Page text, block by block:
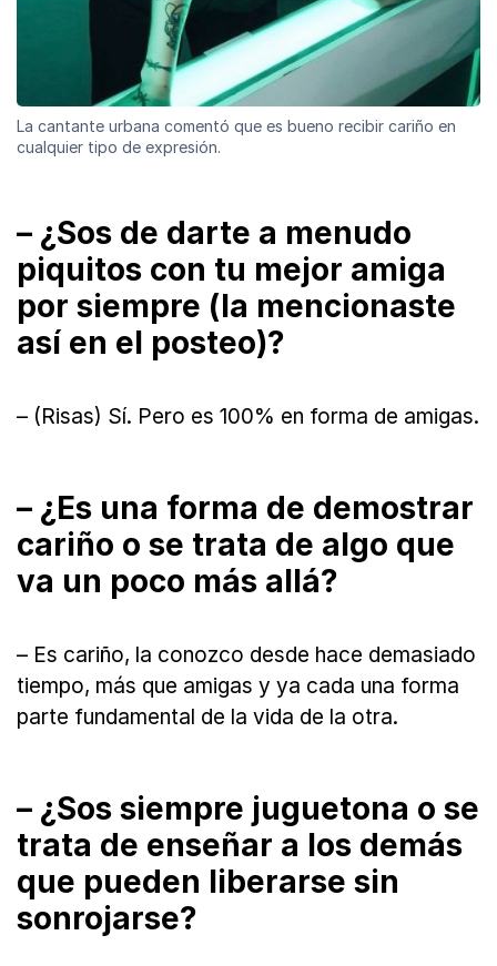
La cantante urbana comentó que es bueno recibir cariño en
cualquier tipo de expresión.
– ¿Sos de darte a menudo
piquitos con tu mejor amiga
por siempre (la mencionaste
así en el posteo)?
– (Risas) Sí. Pero es 100% en forma de amigas.
– ¿Es una forma de demostrar
cariño o se trata de algo que
va un poco más allá?
– Es cariño, la conozco desde hace demasiado
tiempo, más que amigas y ya cada una forma
parte fundamental de la vida de la otra.
– ¿Sos siempre juguetona o se
trata de enseñar a los demás
que pueden liberarse sin
sonrojarse?